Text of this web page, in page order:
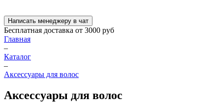
Написать менеджеру в чат
Бесплатная доставка от 3000 руб
Главная
–
Каталог
–
Аксессуары для волос
Аксессуары для волос